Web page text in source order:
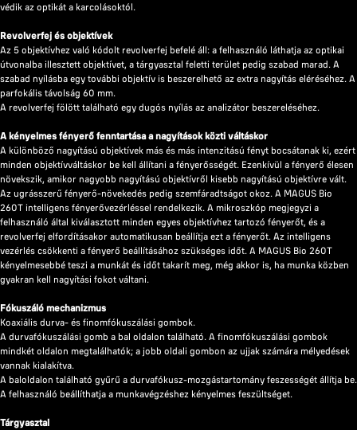
védik az optikát a karcolásoktól.
Revolverfej és objektívek
Az 5 objektívhez való kódolt revolverfej befelé áll: a felhasználó láthatja az optikai
útvonalba illesztett objektívet, a tárgyasztal feletti terület pedig szabad marad. A
szabad nyílásba egy további objektív is beszerelhető az extra nagyítás eléréséhez. A
parfokális távolság 60 mm.
A revolverfej fölött található egy dugós nyílás az analizátor beszereléséhez.
A kényelmes fényerő fenntartása a nagyítások közti váltáskor
A különböző nagyítású objektívek más és más intenzitású fényt bocsátanak ki, ezért
minden objektívváltáskor be kell állítani a fényerősségét. Ezenkívül a fényerő élesen
növekszik, amikor nagyobb nagyítású objektívről kisebb nagyítású objektívre vált.
Az ugrásszerű fényerő-növekedés pedig szemfáradtságot okoz. A MAGUS Bio
260T intelligens fényerővezérléssel rendelkezik. A mikroszkóp megjegyzi a
felhasználó által kiválasztott minden egyes objektívhez tartozó fényerőt, és a
revolverfej elfordításakor automatikusan beállítja ezt a fényerőt. Az intelligens
vezérlés csökkenti a fényerő beállításához szükséges időt. A MAGUS Bio 260T
kényelmesebbé teszi a munkát és időt takarít meg, még akkor is, ha munka közben
gyakran kell nagyítási fokot váltani.
Fókuszáló mechanizmus
Koaxiális durva- és finomfókuszálási gombok.
A durvafókuszálási gomb a bal oldalon található. A finomfókuszálási gombok
mindkét oldalon megtalálhatók; a jobb oldali gombon az ujjak számára mélyedések
vannak kialakítva.
A baloldalon található gyűrű a durvafókusz-mozgástartomány feszességét állítja be.
A felhasználó beállíthatja a munkavégzéshez kényelmes feszültséget.
Tárgyasztal